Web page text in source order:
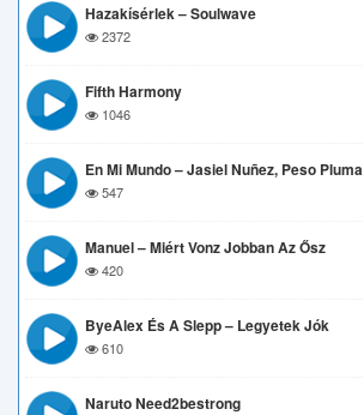
Hazakísérlek – Soulwave
2372
Fifth Harmony
1046
En Mi Mundo – Jasiel Nuñez, Peso Pluma
547
Manuel – Miért Vonz Jobban Az Ősz
420
ByeAlex És A Slepp – Legyetek Jók
610
Naruto Need2bestrong